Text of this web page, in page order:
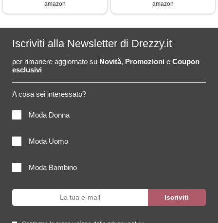
amazon
amazon
Iscriviti alla Newsletter di Drezzy.it
per rimanere aggiornato su Novità, Promozioni e Coupon
esclusivi
A cosa sei interessato?
Moda Donna
Moda Uomo
Moda Bambino